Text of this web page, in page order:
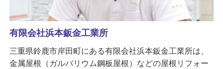
有限会社浜本鈑金工業所
三重県鈴鹿市岸田町にある有限会社浜本鈑金工業所は、
金属屋根（ガルバリウム鋼板屋根）などの屋根リフォー